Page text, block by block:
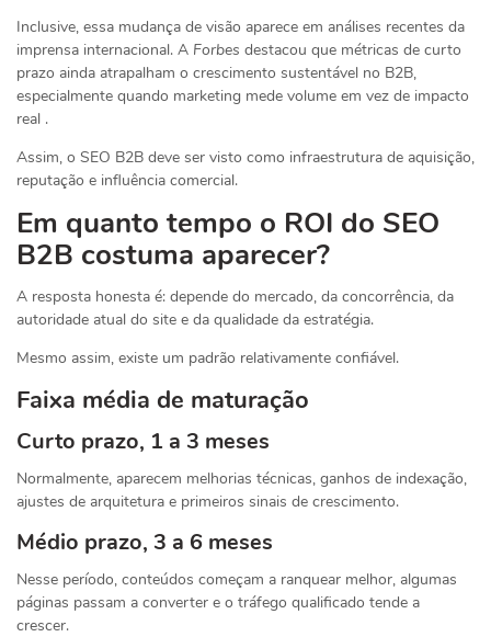
Inclusive, essa mudança de visão aparece em análises recentes da
imprensa internacional. A Forbes destacou que métricas de curto
prazo ainda atrapalham o crescimento sustentável no B2B,
especialmente quando marketing mede volume em vez de impacto
real .
Assim, o SEO B2B deve ser visto como infraestrutura de aquisição,
reputação e influência comercial.
Em quanto tempo o ROI do SEO
B2B costuma aparecer?
A resposta honesta é: depende do mercado, da concorrência, da
autoridade atual do site e da qualidade da estratégia.
Mesmo assim, existe um padrão relativamente confiável.
Faixa média de maturação
Curto prazo, 1 a 3 meses
Normalmente, aparecem melhorias técnicas, ganhos de indexação,
ajustes de arquitetura e primeiros sinais de crescimento.
Médio prazo, 3 a 6 meses
Nesse período, conteúdos começam a ranquear melhor, algumas
páginas passam a converter e o tráfego qualificado tende a
crescer.